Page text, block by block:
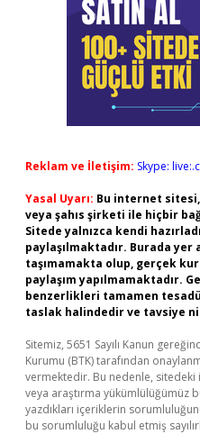
Reklam ve İletişim: Skype:
Yasal Uyarı: Bu internet
veya şahıs şirketi ile hiçbir
Sitede yalnızca kendi
paylaşılmaktadır. Burada
taşımamakta olup, gerçek
paylaşım yapılmamaktadır.
benzerlikleri tamamen
taslak halindedir ve tavsiye
Sitemiz, 5651 Sayılı Kanun
Kurumu (BTK) tarafından
vermektedir. Bu nedenle,
veya araştırma yükümlülüğümüz
yazdıkları içeriklerin
bu sorumluluğu kabul etmiş